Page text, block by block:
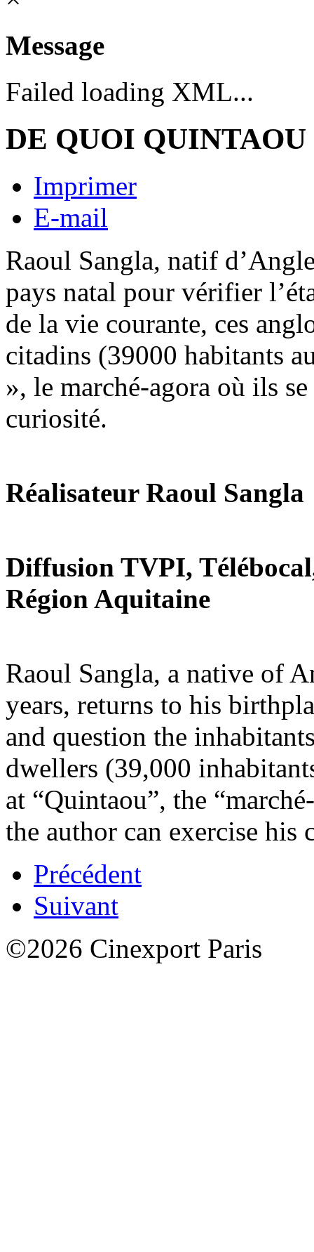
Message
Failed loading XML...
DE QUOI
Imprimer
E-mail
Raoul Sangla, natif
pays natal pour vérifier
de la vie courante, ces
citadins (39000 habitants
», le marché-agora où ils
curiosité.
Réalisateur Raoul Sangla
Diffusion TVPI,
Région Aquitaine
Raoul Sangla, a native of
years, returns to his
and question the
dwellers (39,000
at “Quintaou”, the
the author can exercise his
Précédent
Suivant
©2026 Cinexport Paris